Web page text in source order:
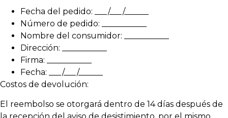
Fecha del pedido: ___/___/______
Número de pedido: ___________
Nombre del consumidor: ___________
Dirección: ___________
Firma: ___________
Fecha: ___/___/______
Costos de devolución:
El reembolso se otorgará dentro de 14 días después de
la recepción del aviso de desistimiento, por el mismo